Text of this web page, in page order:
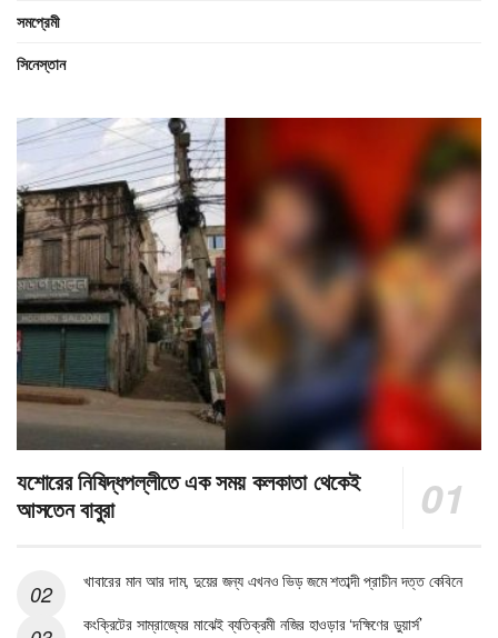
সমপ্রেমী
সিনেস্তান
যশোরের নিষিদ্ধপল্লীতে এক সময় কলকাতা থেকেই
আসতেন বাবুরা
খাবারের মান আর দাম, দুয়ের জন্য এখনও ভিড় জমে শতাব্দী প্রাচীন দত্ত কেবিনে
কংক্রিটের সাম্রাজ্যের মাঝেই ব্যতিক্রমী নজির হাওড়ার ‘দক্ষিণের ডুয়ার্স’